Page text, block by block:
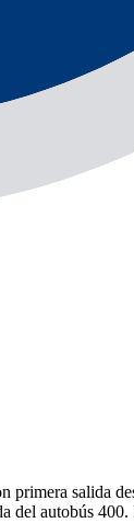
primera salida
del autobús